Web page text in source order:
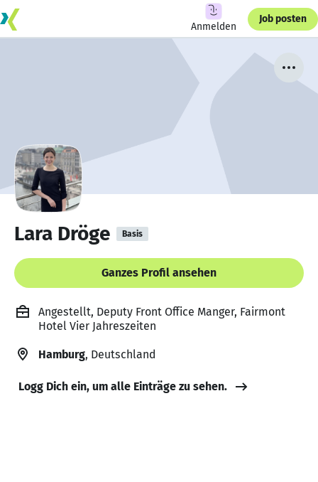
Anmelden
Job posten
Lara Dröge Basis
Ganzes Profil ansehen
Angestellt, Deputy Front Office Manger, Fairmont
Hotel Vier Jahreszeiten
Hamburg, Deutschland
Logg Dich ein, um alle Einträge zu sehen.